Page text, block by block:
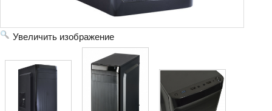
Увеличить изображение